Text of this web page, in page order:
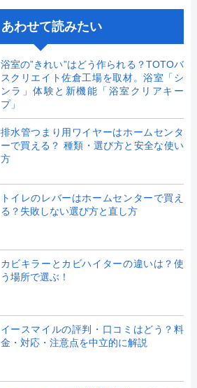
あわせて読みたい
浴室の”きれい”はどう作られる？TOTOバ
スクリエイト佐倉工場を取材。浴室「シ
ンラ」体験と新機能「浴室クリアキー
プ」
排水管つまり用ワイヤーはホームセンタ
ーで買える？ 種類・選び方と安全な使い
方
トイレのレバーはホームセンターで買え
る？失敗しない選び方と直し方
カビキラーとカビハイターの違いは？使
う場所で選ぶ！
イースマイルの評判・口コミはどう？料
金・対応・注意点を中立的に解説